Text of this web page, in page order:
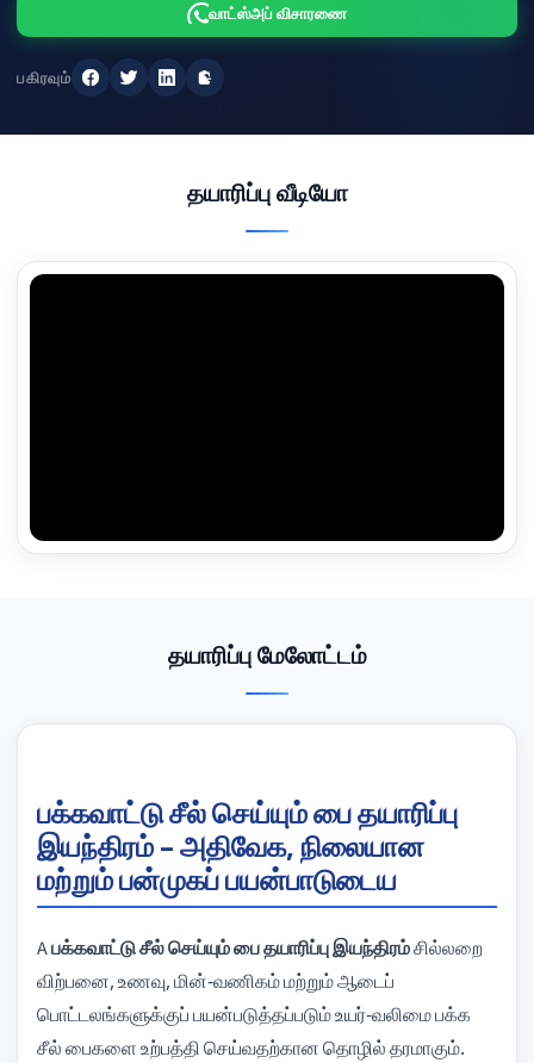
வாட்ஸ்அப் விசாரணை
பகிரவும்
ஃபேஸ்புக்
ட்விட்டர்லிங்க்ட்இன்இணைப்பை நகலெடுக்கவும்
தயாரிப்பு வீடியோ
தயாரிப்பு மேலோட்டம்
பக்கவாட்டு சீல் செய்யும் பை தயாரிப்பு
இயந்திரம் – அதிவேக, நிலையான
மற்றும் பன்முகப் பயன்பாடுடைய
Aபக்கவாட்டு சீல் செய்யும் பை தயாரிப்பு இயந்திரம்சில்லறை
விற்பனை, உணவு, மின்-வணிகம் மற்றும் ஆடைப்
பொட்டலங்களுக்குப் பயன்படுத்தப்படும் உயர்-வலிமை பக்க
சீல் பைகளை உற்பத்தி செய்வதற்கான தொழில் தரமாகும்.